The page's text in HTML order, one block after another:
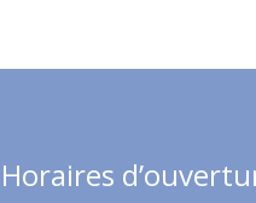
Horaires